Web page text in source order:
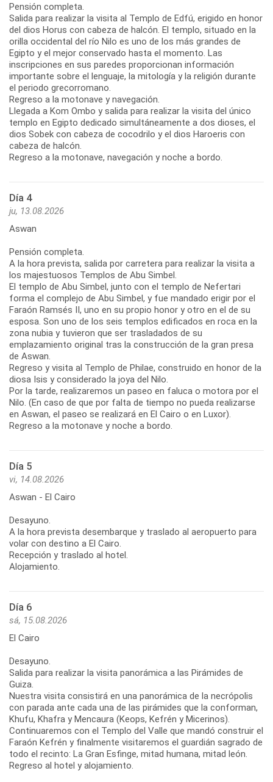
Pensión completa.
Salida para realizar la visita al Templo de Edfú, erigido en honor
del dios Horus con cabeza de halcón. El templo, situado en la
orilla occidental del río Nilo es uno de los más grandes de
Egipto y el mejor conservado hasta el momento. Las
inscripciones en sus paredes proporcionan información
importante sobre el lenguaje, la mitología y la religión durante
el periodo grecorromano.
Regreso a la motonave y navegación.
Llegada a Kom Ombo y salida para realizar la visita del único
templo en Egipto dedicado simultáneamente a dos dioses, el
dios Sobek con cabeza de cocodrilo y el dios Haroeris con
cabeza de halcón.
Regreso a la motonave, navegación y noche a bordo.
Día 4
ju, 13.08.2026
Aswan
Pensión completa.
A la hora prevista, salida por carretera para realizar la visita a
los majestuosos Templos de Abu Simbel.
El templo de Abu Simbel, junto con el templo de Nefertari
forma el complejo de Abu Simbel, y fue mandado erigir por el
Faraón Ramsés II, uno en su propio honor y otro en el de su
esposa. Son uno de los seis templos edificados en roca en la
zona nubia y tuvieron que ser trasladados de su
emplazamiento original tras la construcción de la gran presa
de Aswan.
Regreso y visita al Templo de Philae, construido en honor de la
diosa Isis y considerado la joya del Nilo.
Por la tarde, realizaremos un paseo en faluca o motora por el
Nilo. (En caso de que por falta de tiempo no pueda realizarse
en Aswan, el paseo se realizará en El Cairo o en Luxor).
Regreso a la motonave y noche a bordo.
Día 5
vi, 14.08.2026
Aswan - El Cairo
Desayuno.
A la hora prevista desembarque y traslado al aeropuerto para
volar con destino a El Cairo.
Recepción y traslado al hotel.
Alojamiento.
Día 6
sá, 15.08.2026
El Cairo
Desayuno.
Salida para realizar la visita panorámica a las Pirámides de
Guiza.
Nuestra visita consistirá en una panorámica de la necrópolis
con parada ante cada una de las pirámides que la conforman,
Khufu, Khafra y Mencaura (Keops, Kefrén y Micerinos).
Continuaremos con el Templo del Valle que mandó construir el
Faraón Kefrén y finalmente visitaremos el guardián sagrado de
todo el recinto: La Gran Esfinge, mitad humana, mitad león.
Regreso al hotel y alojamiento.